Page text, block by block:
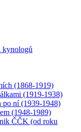
kynologů
(1868-1919)
(1919-1938)
po ní (1939-1948)
(1948-1989)
ČČK (od roku